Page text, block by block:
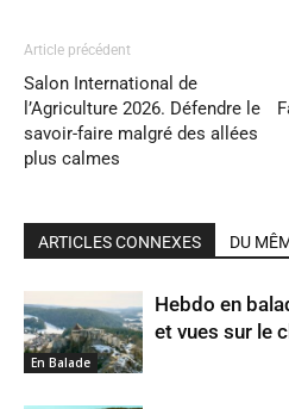
Article précédent
Salon International de
l’Agriculture 2026. Défendre le
savoir-faire malgré des allées
plus calmes
ARTICLES CONNEXES DU
En Balade
Hebdo en
et vues sur le